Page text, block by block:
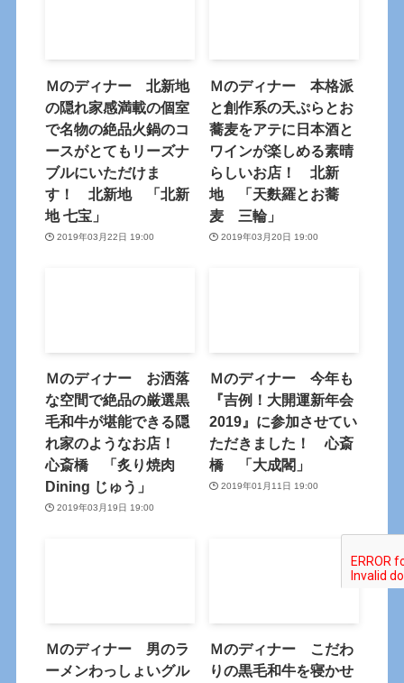
Ｍのディナー 北新地
の隠れ家感満載の個室
で名物の絶品火鍋のコ
ースがとてもリーズナ
ブルにいただけま
す！ 北新地 「北新
地 七宝」
2019年03月22日 19:00
Ｍのディナー 本格派
と創作系の天ぷらとお
蕎麦をアテに日本酒と
ワインが楽しめる素晴
らしいお店！ 北新
地 「天麩羅とお蕎
麦 三輪」
2019年03月20日 19:00
Ｍのディナー お洒落
な空間で絶品の厳選黒
毛和牛が堪能できる隠
れ家のようなお店！
心斎橋 「炙り焼肉
Dining じゅう」
2019年03月19日 19:00
Ｍのディナー 今年も
『吉例！大開運新年会
2019』に参加させてい
ただきました！ 心斎
橋 「大成閣」
2019年01月11日 19:00
Ｍのディナー 男のラ
ーメンわっしょいグル
Ｍのディナー こだわ
りの黒毛和牛を寝かせ